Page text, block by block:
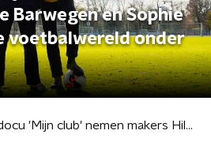
Barwegen en Sophie
voetbalwereld onder
In de docu 'Mijn club' nemen makers Hilde Barwegen en Sophie Schwartz de voetbalwereld onder de loep